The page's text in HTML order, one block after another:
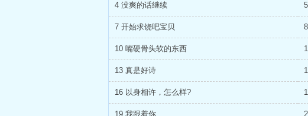
4 没爽的话继续
7 开始求饶吧宝贝
10 嘴硬骨头软的东西
13 真是好诗
16 以身相许，怎么样?
19 我跟着你